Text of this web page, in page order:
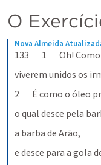
O
Nova Almeida
133       1       Oh!
viverem unidos os
2       É como o óleo
o qual desce pela
a barba de Arão,
e desce para a gola